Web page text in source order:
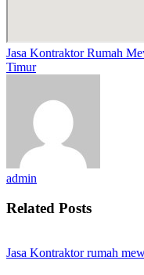
Jasa Kontraktor Rumah
Timur
admin
Related Posts
Jasa Kontraktor rumah